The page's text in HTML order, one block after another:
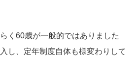
く60歳が一般的ではありました
し、定年制度自体も様変わりして